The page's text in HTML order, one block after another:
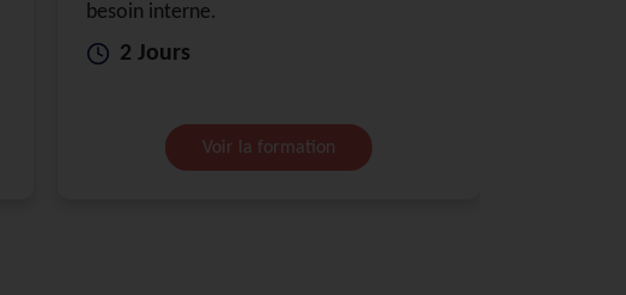
besoin interne.
2 Jours
Voir la formation